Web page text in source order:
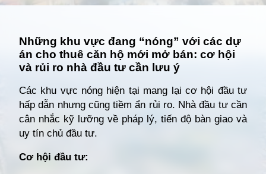
Những khu vực đang “nóng” với các dự
án cho thuê căn hộ mới mở bán: cơ hội
và rủi ro nhà đầu tư cần lưu ý
Các khu vực nóng hiện tại mang lại cơ hội đầu tư
hấp dẫn nhưng cũng tiềm ẩn rủi ro. Nhà đầu tư cần
cân nhắc kỹ lưỡng về pháp lý, tiến độ bàn giao và
uy tín chủ đầu tư.
Cơ hội đầu tư: